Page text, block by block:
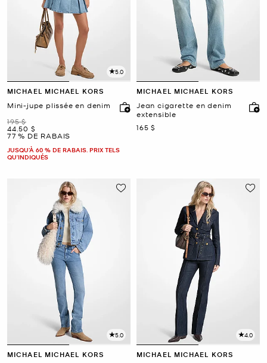
5.0
MICHAEL MICHAEL KORS
Mini-jupe plissée en denim
était
195 $
maintenant
44.50 $
77 % DE RABAIS
JUSQU’À 60 % DE RABAIS. PRIX TELS
QU'INDIQUÉS
MICHAEL MICHAEL KORS
Jean cigarette en denim
extensible
maintenant
165 $
5.0
MICHAEL MICHAEL KORS
4.0
MICHAEL MICHAEL KORS